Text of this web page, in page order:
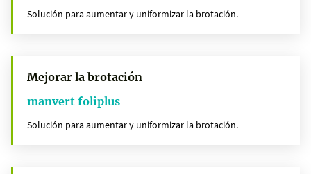
Solución para aumentar y uniformizar la brotación.
Mejorar la brotación
manvert foliplus
Solución para aumentar y uniformizar la brotación.